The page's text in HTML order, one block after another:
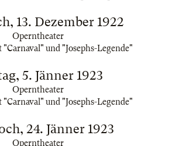
13. Dezember 1922
Operntheater
"Carnaval" und "Josephs-Legende"
5. Jänner 1923
Operntheater
"Carnaval" und "Josephs-Legende"
24. Jänner 1923
Operntheater